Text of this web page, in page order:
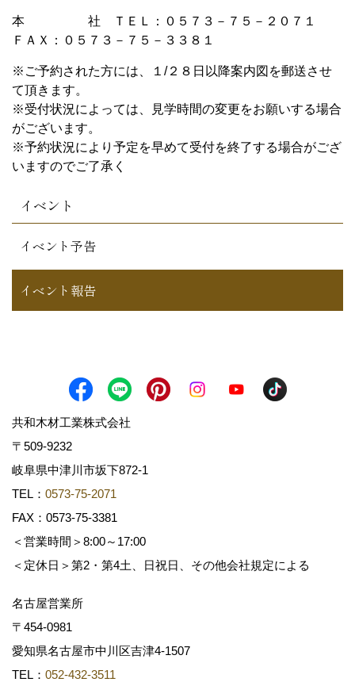
本 社 ＴＥＬ：０５７３－７５－２０７１
ＦＡＸ：０５７３－７５－３３８１
※ご予約された方には、１/２８日以降案内図を郵送させ
て頂きます。
※受付状況によっては、見学時間の変更をお願いする場合
がございます。
※予約状況により予定を早めて受付を終了する場合がござ
いますのでご了承く
イベント
イベント予告
イベント報告
共和木材工業株式会社
〒509-9232
岐阜県中津川市坂下872‐1
TEL： 0573-75-2071
FAX：0573-75-3381
＜営業時間＞8:00～17:00
＜定休日＞第2・第4土、日祝日、その他会社規定による
名古屋営業所
〒454-0981
愛知県名古屋市中川区吉津4-1507
TEL： 052-432-3511